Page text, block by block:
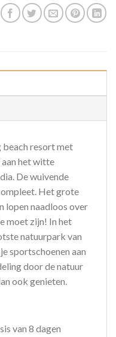
beach resort met
het witte
De wuivende
Het grote
lopen naadloos over
moet zijn! In het
natuurpark van
sportschoenen aan
door de natuur
ook genieten.
van 8 dagen